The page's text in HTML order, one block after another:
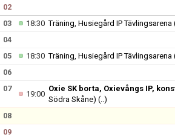
02
03 18:30Träning, Husiegård IP Tävlingsarena
04
05
18:30Träning, Husiegård IP Tävlingsarena
06
07
19:00
Oxie SK borta, Oxievångs IP,
Södra Skåne) (..)
08
09